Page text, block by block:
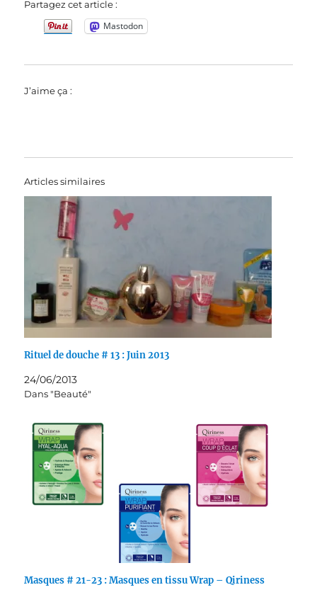
Partagez cet article :
Mastodon
J’aime ça :
Articles similaires
Rituel de douche # 13 : Juin 2013
24/06/2013
Dans "Beauté"
Masques # 21-23 : Masques en tissu Wrap – Qiriness